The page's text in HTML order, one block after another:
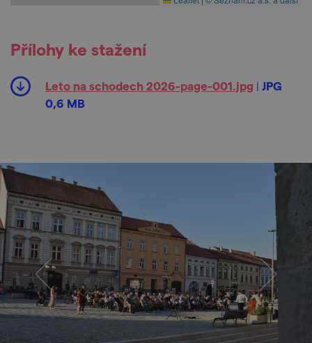
Přílohy ke stažení
Leto na schodech 2026-page-001.jpg | JPG
0,6 MB